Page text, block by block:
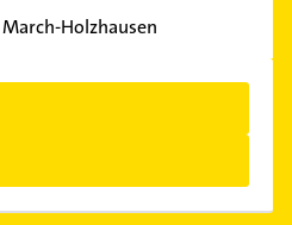
March-Holzhausen